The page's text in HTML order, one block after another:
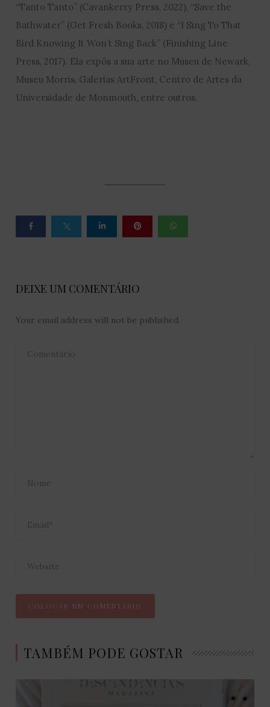
“Tanto Tanto” (Cavankerry Press, 2022), “Save the
Bathwater” (Get Fresh Books, 2018) e “I Sing To That
Bird Knowing It Won’t Sing Back” (Finishing Line
Press, 2017). Ela expôs a sua arte no Museu de Newark,
Museu Morris, Galerias ArtFront, Centro de Artes da
Universidade de Monmouth, entre outros.
DEIXE UM COMENTÁRIO
Your email address will not be published.
TAMBÉM PODE GOSTAR